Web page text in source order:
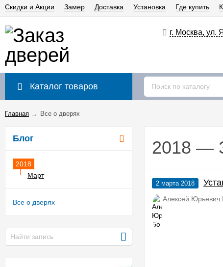
Скидки и Акции Замер Доставка Установка Где купить
г. Москва, ул.
Каталог товаров
Главная → Все о дверях
Блог
2018
Март
Все о дверях
2018 —
2 марта 2018
Алексей Юрьевич